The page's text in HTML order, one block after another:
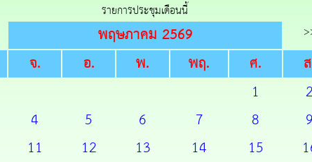
รายการประชุมเดือนนี้
พฤษภาคม 2569
จ. อ. พ. พฤ. ศ.
1
2
4 5 6 7 8
9
11 12 13 14 15